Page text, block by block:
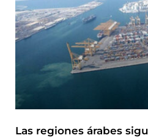
Las regiones árabes